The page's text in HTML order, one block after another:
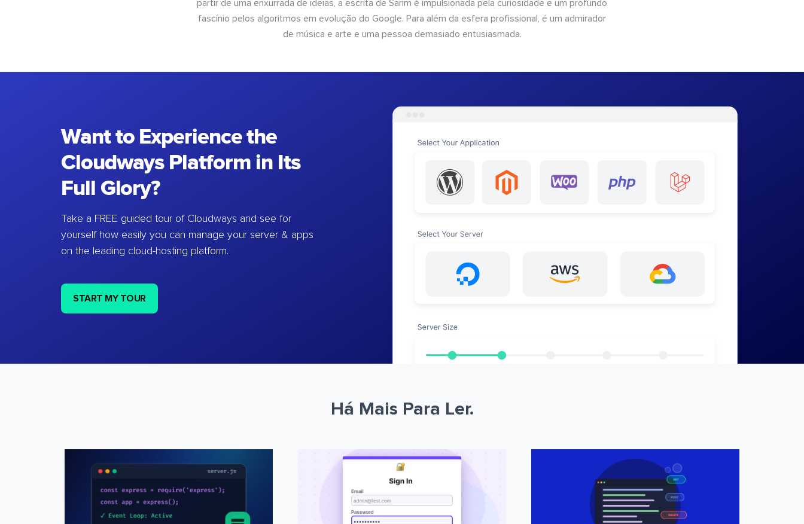
partir de uma enxurrada de ideias, a escrita de Sarim é impulsionada pela curiosidade e um profundo
fascínio pelos algoritmos em evolução do Google. Para além da esfera profissional, é um admirador
de música e arte e uma pessoa demasiado entusiasmada.
Want to Experience the
Cloudways Platform in Its
Full Glory?
Take a FREE guided tour of Cloudways and see for
yourself how easily you can manage your server & apps
on the leading cloud-hosting platform.
START MY TOUR
Há Mais Para Ler.